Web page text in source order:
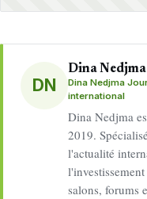
DN
Dina Nedjma
Dina Nedjma
international
Dina Nedjma
2019.
l'actualité
salons, forums